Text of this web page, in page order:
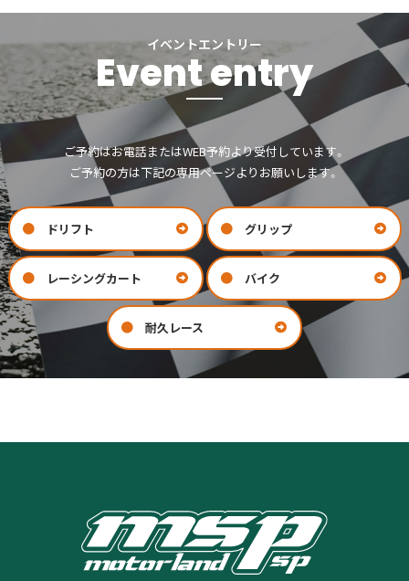
イベントエントリー
Event entry
ご予約はお電話またはWEB予約より受付しています。
ご予約の方は下記の専用ページよりお願いします。
ドリフト グリップ
レーシングカート バイク
耐久レース
お問い合わせ
会社案内